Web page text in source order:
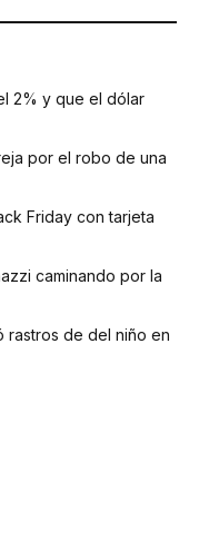
2% y que el dólar
por el robo de una
Friday con tarjeta
caminando por la
rastros de del niño en